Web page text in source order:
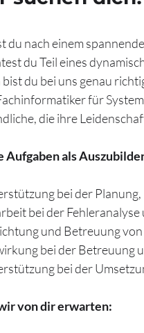
du nach einem
du Teil eines
du bei uns genau
für
die ihre
Aufgaben als
bei der
bei der
und Betreuung
bei der Betreuung
bei der
von dir erwarten: